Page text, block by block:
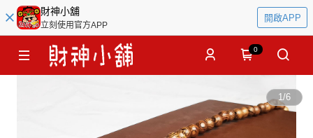
財神小舖
立刻使用官方APP
開啟APP
0
1/6